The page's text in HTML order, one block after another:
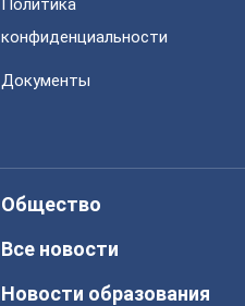
Политика
конфиденциальности
Документы
Общество
Все новости
Новости образования